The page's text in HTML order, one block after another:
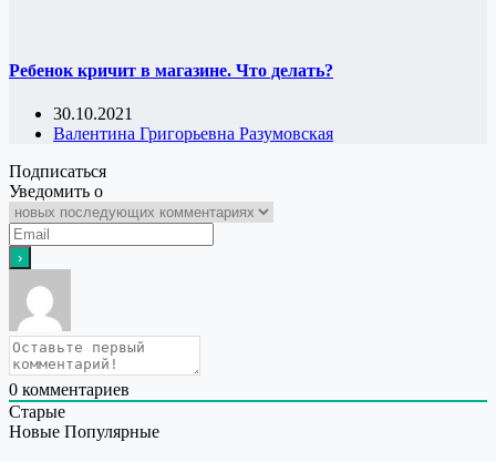
Ребенок кричит в магазине. Что делать?
30.10.2021
Валентина Григорьевна Разумовская
Подписаться
Уведомить о
0 комментариев
Старые
Новые Популярные